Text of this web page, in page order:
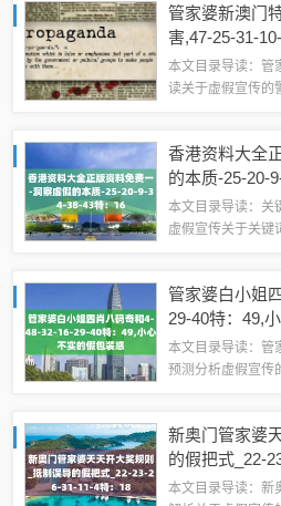
络信息繁杂的时代
管家婆新澳门
害,47-25-31-
本文目录导读：管
读关于虚假宣传的
读需要强调的是，
香港资料大全
的本质-25-20-
本文目录导读：关
虚假宣传关于关键
时，首先要理解这
管家婆白小姐
29-40特：49,
本文目录导读：管
预测分析虚假宣传
家婆白小姐四肖八
新奥门管家婆
的假把式_22-
本文目录导读：新